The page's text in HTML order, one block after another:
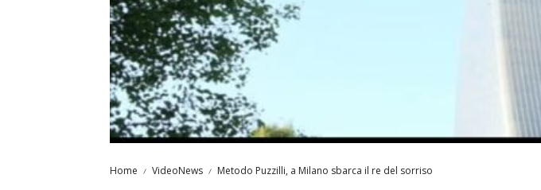
Home VideoNews Metodo Puzzilli, a Milano sbarca il re del sorriso